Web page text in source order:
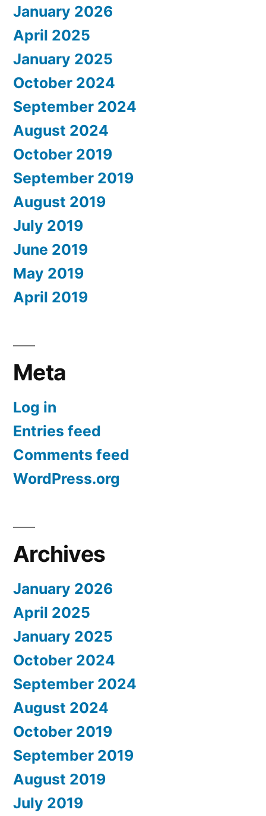
January 2026
April 2025
January 2025
October 2024
September 2024
August 2024
October 2019
September 2019
August 2019
July 2019
June 2019
May 2019
April 2019
Meta
Log in
Entries feed
Comments feed
WordPress.org
Archives
January 2026
April 2025
January 2025
October 2024
September 2024
August 2024
October 2019
September 2019
August 2019
July 2019